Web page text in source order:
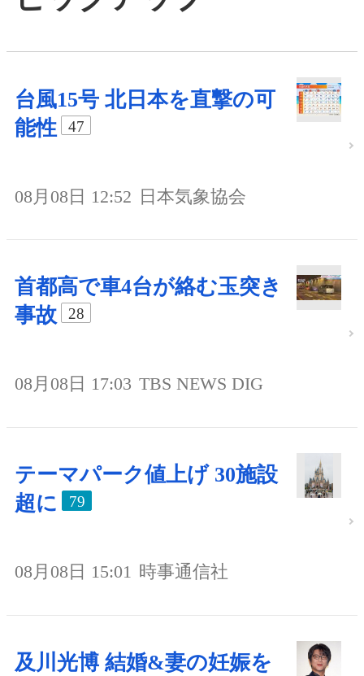
台風15号 北日本を直撃の可
能性
47
08月08日 12:52 日本気象協会
首都高で車4台が絡む玉突き
事故
28
08月08日 17:03 TBS NEWS DIG
テーマパーク値上げ 30施設
超に
79
08月08日 15:01 時事通信社
及川光博 結婚&妻の妊娠を